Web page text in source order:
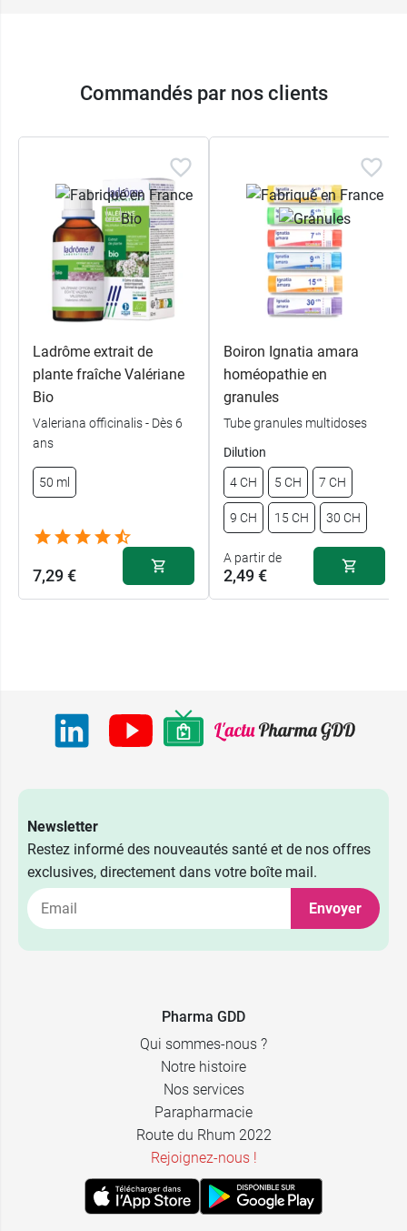
Commandés par nos clients
Ladrôme extrait de
plante fraîche Valériane
Bio
Valeriana officinalis - Dès 6
ans
50 ml
7,29 €
Boiron Ignatia amara
homéopathie en
granules
Tube granules multidoses
Dilution
4 CH 5 CH 7 CH
9 CH 15 CH 30 CH
A partir de
2,49 €
7 CH 2,59 €
Newsletter
Restez informé des nouveautés santé et de nos offres
exclusives, directement dans votre boîte mail.
Envoyer
Pharma GDD
Qui sommes-nous ?
Notre histoire
Nos services
Parapharmacie
Route du Rhum 2022
Rejoignez-nous !